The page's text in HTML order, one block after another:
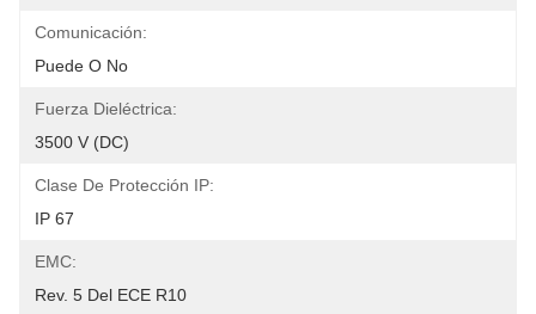
Comunicación:
Puede O No
Fuerza Dieléctrica:
3500 V (DC)
Clase De Protección IP:
IP 67
EMC:
Rev. 5 Del ECE R10